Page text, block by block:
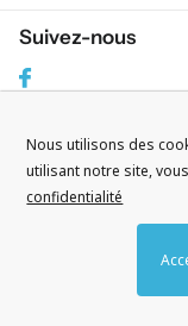
Suivez-nous
S'abonner à nos
©
Nous utilisons des
utilisant notre site,
confidentialité